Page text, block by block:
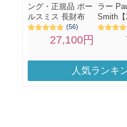
人気ランキ